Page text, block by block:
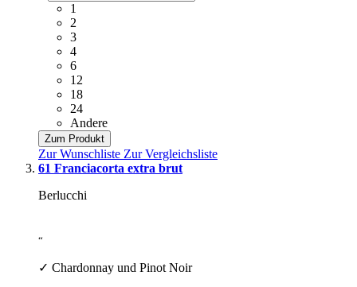
1
2
3
4
6
12
18
24
Andere
Zum Produkt
Zur Wunschliste Zur Vergleichsliste
61 Franciacorta extra brut
Berlucchi
“
✓ Chardonnay und Pinot Noir